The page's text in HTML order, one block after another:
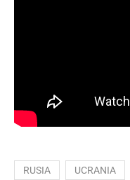
RUSIA UCRANIA